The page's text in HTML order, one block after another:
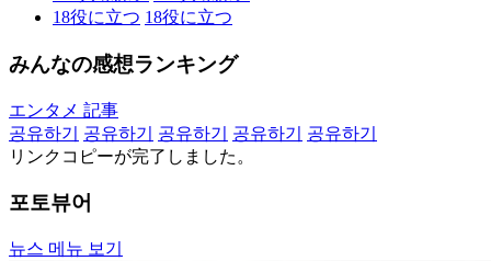
18役に立つ 18役に立つ
みんなの感想ランキング
エンタメ 記事
공유하기
공유하기 공유하기 공유하기
공유하기
リンクコピーが完了しました。
포토뷰어
뉴스 메뉴 보기